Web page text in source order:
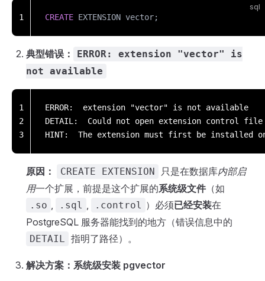
sql
CREATE EXTENSION vector;
1
典型错误：
ERROR: extension "vector" is
not available
ERROR:  extension "vector" is not available
DETAIL:  Could not open extension control
HINT:  The extension must first be installed
1
2
3
原因： CREATE EXTENSION 只是在数据库内部启
用一个扩展，前提是这个扩展的系统级文件（如
.so , .sql , .control ）必须已经安装在
PostgreSQL 服务器能找到的地方（错误信息中的
DETAIL 指明了路径）。
解决方案：系统级安装 pgvector